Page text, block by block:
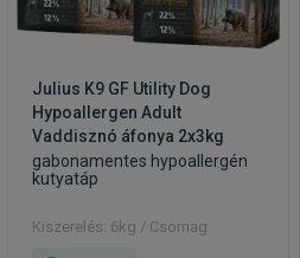
Julius K9 GF Utility Dog
Hypoallergen Adult
Vaddisznó áfonya 2x3kg
gabonamentes hypoallergén
kutyatáp
Kiszerelés: 6kg / Csomag